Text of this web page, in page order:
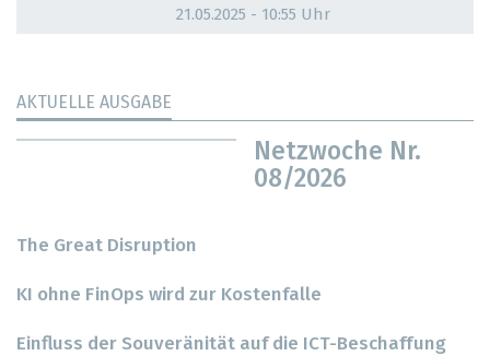
21.05.2025 - 10:55 Uhr
AKTUELLE AUSGABE
Netzwoche Nr.
08/2026
The Great Disruption
KI ohne FinOps wird zur Kostenfalle
Einfluss der Souveränität auf die ICT-Beschaffung